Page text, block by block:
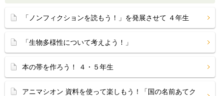
「ノンフィクションを読もう！」を発展させて ４年生
「生物多様性について考えよう！」
本の帯を作ろう！ ４・５年生
アニマシオン 資料を使って楽しもう！「国の名前あてク